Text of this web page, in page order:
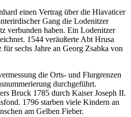
einen Vertrag über die Hlavaticer
Gang die Lodenitzer
verbunden haben. Ein Lodenitzer
1544 veräußerte Abt Hrusa
sechs Jahre an Georg Zsabka von
die Orts- und Flurgrenzen
durchgeführt.
Bruck 1785 durch Kaiser Joseph II.
1796 starben viele Kindern an
am Gelben Fieber.